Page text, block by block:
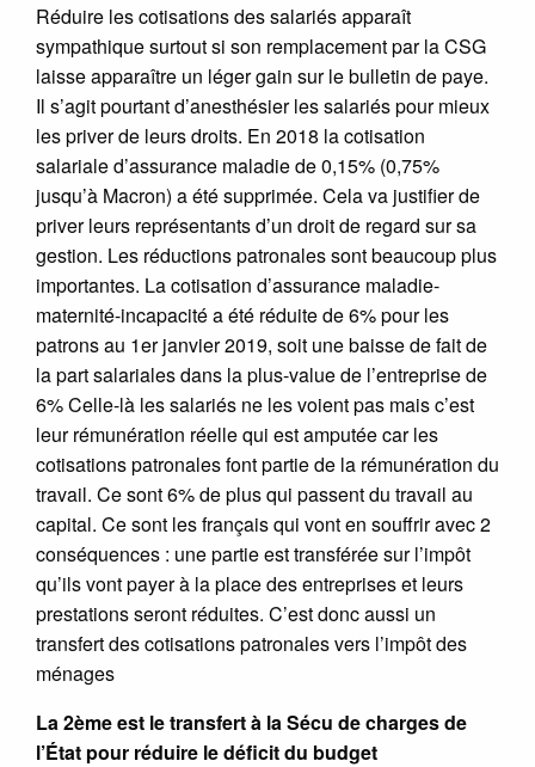
Réduire les cotisations des salariés apparaît
sympathique surtout si son remplacement par la CSG
laisse apparaître un léger gain sur le bulletin de paye.
Il s’agit pourtant d’anesthésier les salariés pour mieux
les priver de leurs droits. En 2018 la cotisation
salariale d’assurance maladie de 0,15% (0,75%
jusqu’à Macron) a été supprimée. Cela va justifier de
priver leurs représentants d’un droit de regard sur sa
gestion. Les réductions patronales sont beaucoup plus
importantes. La cotisation d’assurance maladie-
maternité-incapacité a été réduite de 6% pour les
patrons au 1er janvier 2019, soit une baisse de fait de
la part salariales dans la plus-value de l’entreprise de
6% Celle-là les salariés ne les voient pas mais c’est
leur rémunération réelle qui est amputée car les
cotisations patronales font partie de la rémunération du
travail. Ce sont 6% de plus qui passent du travail au
capital. Ce sont les français qui vont en souffrir avec 2
conséquences : une partie est transférée sur l’impôt
qu’ils vont payer à la place des entreprises et leurs
prestations seront réduites. C’est donc aussi un
transfert des cotisations patronales vers l’impôt des
ménages
La 2ème est le transfert à la Sécu de charges de
l’État pour réduire le déficit du budget